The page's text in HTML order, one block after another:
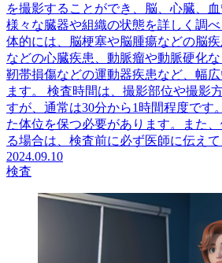
を撮影することができ、脳、心臓、血
様々な臓器や組織の状態を詳しく調
体的には、脳梗塞や脳腫瘍などの脳
などの心臓疾患、動脈瘤や動脈硬化
靭帯損傷などの運動器疾患など、幅
ます。 検査時間は、撮影部位や撮影
すが、通常は30分から1時間程度です
た体位を保つ必要があります。また
る場合は、検査前に必ず医師に伝えて
2024.09.10
検査